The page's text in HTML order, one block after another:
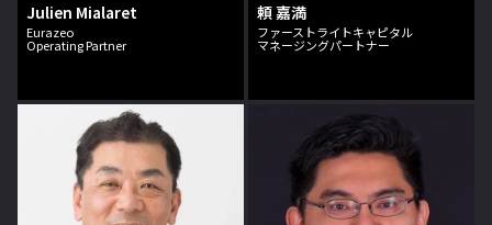
Julien Mialaret
Eurazeo
Operating Partner
頼 嘉満
ファーストライトキャピタル
マネージングパートナー